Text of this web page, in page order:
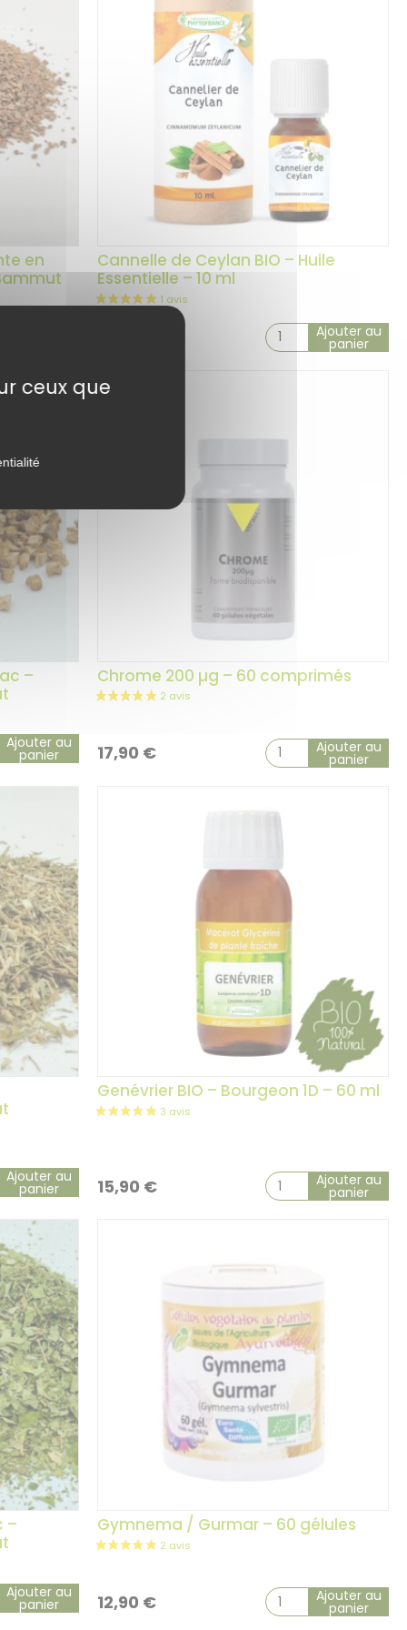
en
2 avis
Cannelle de Ceylan BIO – Huile
Essentielle – 10 ml
Ajouter au
panier
–
Ajouter au
panier
Chrome 200 µg – 60 comprimés
17,90 € Ajouter au
panier
Ajouter au
panier
Genévrier BIO – Bourgeon 1D – 60 ml
15,90 € Ajouter au
panier
–
Ajouter au
panier
Gymnema / Gurmar – 60 gélules
12,90 € Ajouter au
panier
ceux que